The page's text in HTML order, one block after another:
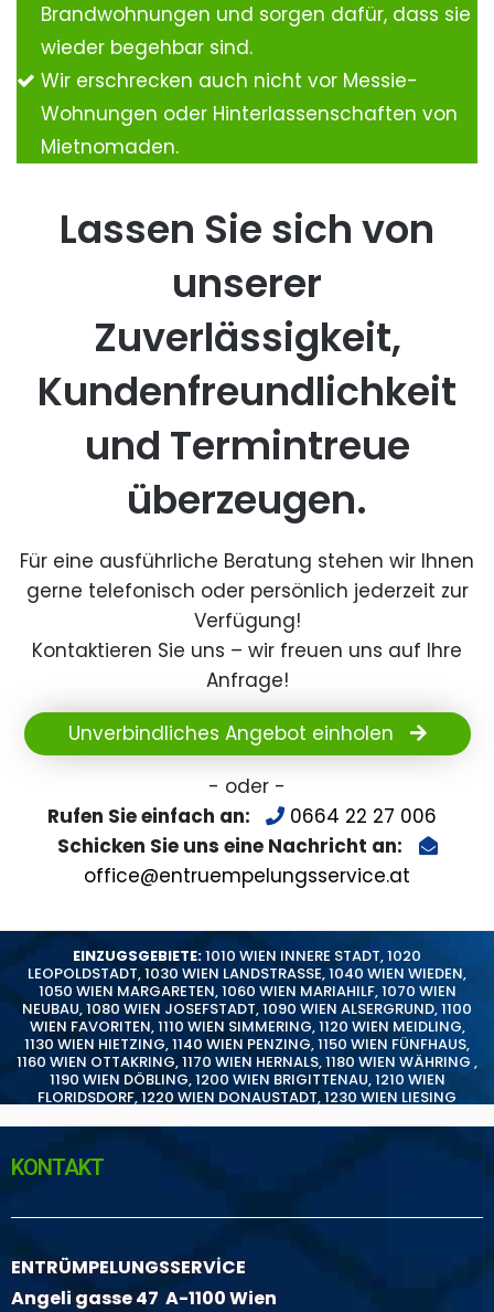
Brandwohnungen und sorgen dafür, dass sie
wieder begehbar sind.
Wir erschrecken auch nicht vor Messie-
Wohnungen oder Hinterlassenschaften von
Mietnomaden.
Lassen Sie sich von
unserer
Zuverlässigkeit,
Kundenfreundlichkeit
und Termintreue
überzeugen.
Für eine ausführliche Beratung stehen wir Ihnen
gerne telefonisch oder persönlich jederzeit zur
Verfügung!
Kontaktieren Sie uns – wir freuen uns auf Ihre
Anfrage!
Unverbindliches Angebot einholen
- oder -
Rufen Sie einfach an:
0664 22 27 006
Schicken Sie uns eine Nachricht an:
office@entruempelungsservice.at
EINZUGSGEBIETE:1010 WIEN INNERE STADT,1020
LEOPOLDSTADT,1030 WIEN LANDSTRASSE,1040 WIEN WIEDEN,
1050 WIEN MARGARETEN,1060 WIEN MARIAHILF,1070 WIEN
NEUBAU,1080 WIEN JOSEFSTADT,1090 WIEN ALSERGRUND,1100
WIEN FAVORITEN,1110 WIEN SIMMERING,1120 WIEN MEIDLING,
1130 WIEN HIETZING,1140 WIEN PENZING,1150 WIEN FÜNFHAUS,
1160 WIEN OTTAKRING,1170 WIEN HERNALS,1180 WIEN WÄHRING ,
1190 WIEN DÖBLING,1200 WIEN BRIGITTENAU,1210 WIEN
FLORIDSDORF,1220 WIEN DONAUSTADT,1230 WIEN LIESING
KONTAKT
ENTRÜMPELUNGSSERVİCE
Angeli gasse 47 A-1100 Wien